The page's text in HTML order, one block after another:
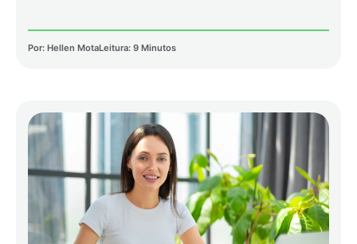
Por: Hellen MotaLeitura: 9 Minutos